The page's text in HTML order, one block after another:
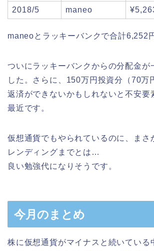
2018/5 maneo
maneoとラッキーバンクで合計6,252
ついにラッキーバンクからの分配金が
した。さらに、150万円投資分（70万
返済ができないかもしれないと不安要
最近です。
仮想通貨でもやられているのに、まさ
レンディングまでとは…
良い勉強代になりそうです。
今月のまとめ
株に仮想通貨がマイナスと続いている